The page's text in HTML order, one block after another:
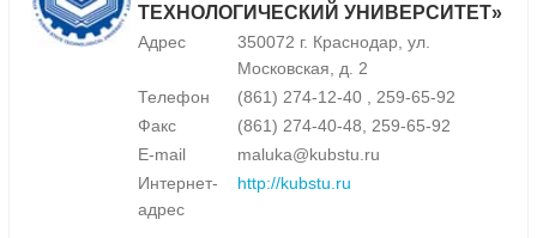
ТЕХНОЛОГИЧЕСКИЙ УНИВЕРСИТЕТ»
Адрес
350072 г. Краснодар, ул.
Московская, д. 2
Телефон
(861) 274-12-40 , 259-65-92
Факс
(861) 274-40-48, 259-65-92
E-mail
maluka@kubstu.ru
Интернет-
адрес
http://kubstu.ru